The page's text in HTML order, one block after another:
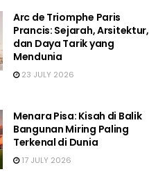
Arc de Triomphe Paris
Prancis: Sejarah, Arsitektur,
dan Daya Tarik yang
Mendunia
23 JULY 2026
Menara Pisa: Kisah di Balik
Bangunan Miring Paling
Terkenal di Dunia
17 JULY 2026